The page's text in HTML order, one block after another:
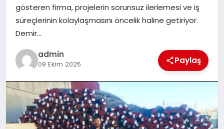
EĞITIM
gösteren firma, projelerin sorunsuz ilerlemesi ve iş
süreçlerinin kolaylaşmasını öncelik haline getiriyor.
Demir…
admin
09 Ekim 2025 Paylaş